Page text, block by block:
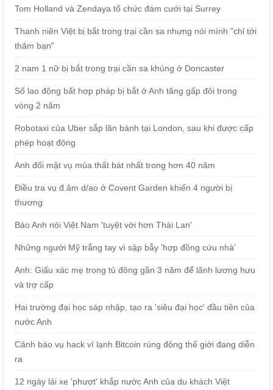
Tom Holland và Zendaya tổ chức đám cưới tại Surrey
Thanh niên Việt bị bắt trong trại cần sa nhưng nói mình "chỉ tới
thăm bạn"
2 nam 1 nữ bị bắt trong trại cần sa khủng ở Doncaster
Số lao động bất hợp pháp bị bắt ở Anh tăng gấp đôi trong
vòng 2 năm
Robotaxi của Uber sắp lăn bánh tại London, sau khi được cấp
phép hoạt động
Anh đối mặt vụ mùa thất bát nhất trong hơn 40 năm
Điều tra vụ đ.âm d/ao ở Covent Garden khiến 4 người bị
thương
Báo Anh nói Việt Nam 'tuyệt vời hơn Thái Lan'
Những người Mỹ trắng tay vì sập bẫy 'hợp đồng cứu nhà'
Anh: Giấu xác mẹ trong tủ đông gần 3 năm để lãnh lương hưu
và trợ cấp
Hai trường đại học sáp nhập, tạo ra 'siêu đại học' đầu tiên của
nước Anh
Cảnh báo vụ hack ví lạnh Bitcoin rúng động thế giới đang diễn
ra
12 ngày lái xe 'phượt' khắp nước Anh của du khách Việt